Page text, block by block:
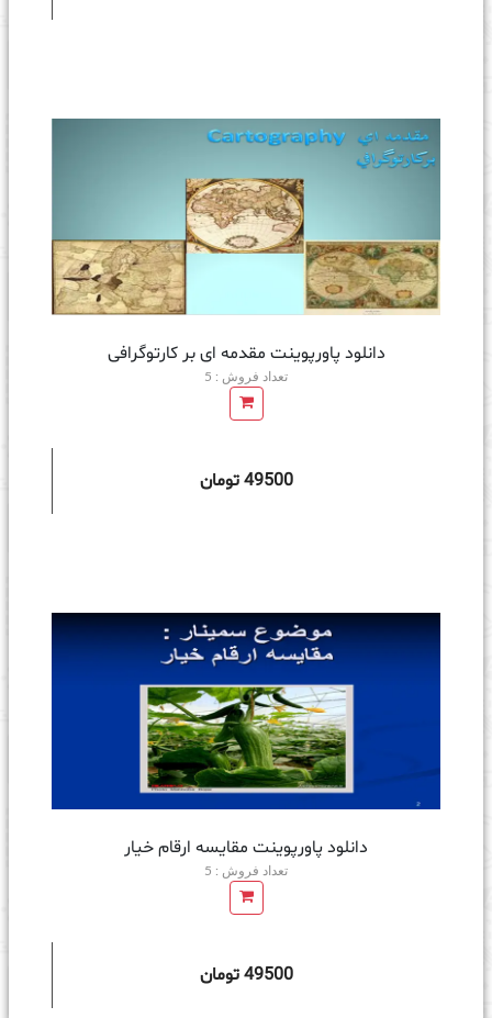
دانلود پاورپوینت مقدمه ای بر كارتوگرافی
تعداد فروش : 5
49500 تومان
دانلود پاورپوینت مقايسه ارقام خيار
تعداد فروش : 5
49500 تومان